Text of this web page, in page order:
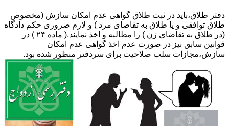
دفتر طلاق،باید در ثبت طلاق گواهی عدم امکان سازش (مخصوص
طلاق توافقی و یا طلاق به تقاضای مرد ) و لازم ضروری حکم دادگاه
(در طلاق به تقاضای زن ) را مطالبه و اخذ نمایند.( ماده ۲۴ ) در
قوانین سابق نیز در صورت عدم اخذ گواهی عدم امکان
سازش،مجازات سلب صلاحیت برای سردفتر منظور شده بود.